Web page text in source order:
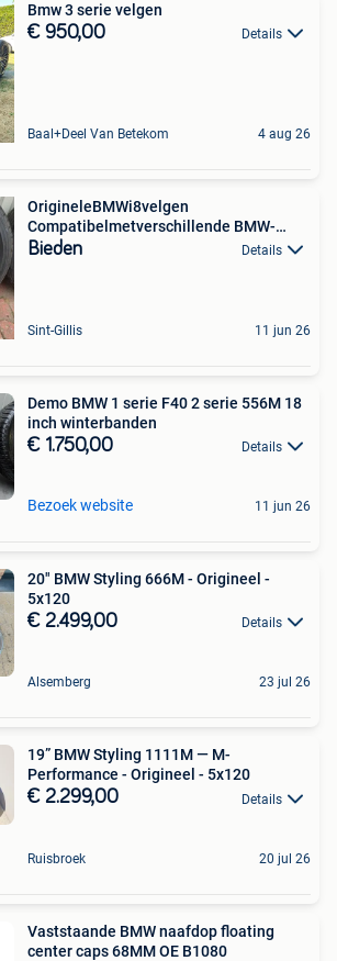
Bmw 3 serie velgen
€ 950,00 Details
Baal+Deel Van Betekom 4 aug 26
OrigineleBMWi8velgen
Compatibelmetverschillende BMW-
modellen
Bieden Details
Sint-Gillis 11 jun 26
Demo BMW 1 serie F40 2 serie 556M 18
inch winterbanden
€ 1.750,00 Details
Bezoek website 11 jun 26
20" BMW Styling 666M - Origineel -
5x120
€ 2.499,00 Details
Alsemberg 23 jul 26
19” BMW Styling 1111M — M-
Performance - Origineel - 5x120
€ 2.299,00 Details
Ruisbroek 20 jul 26
Vaststaande BMW naafdop floating
center caps 68MM OE B1080